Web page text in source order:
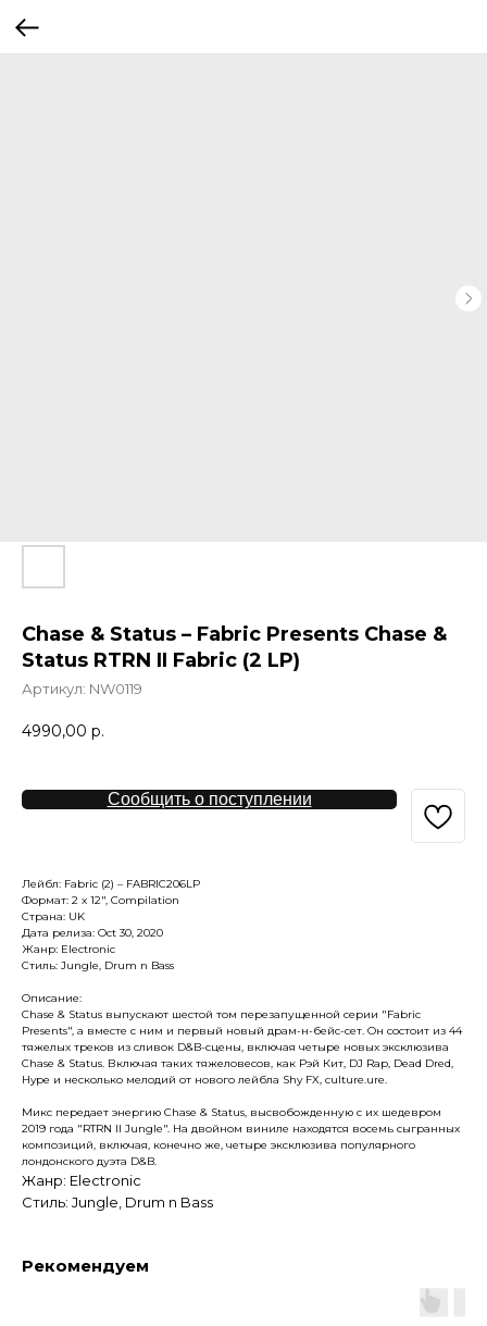
Chase & Status – Fabric Presents Chase &
Status RTRN II Fabric (2 LP)
Артикул: NW0119
4990,00 р.
Сообщить о поступлении
Лейбл: Fabric (2) – FABRIC206LP
Формат: 2 x 12", Compilation
Страна: UK
Дата релиза: Oct 30, 2020
Жанр: Electronic
Стиль: Jungle, Drum n Bass
Описание:
Chase & Status выпускают шестой том перезапущенной серии "Fabric
Presents", а вместе с ним и первый новый драм-н-бейс-сет. Он состоит из 44
тяжелых треков из сливок D&B-сцены, включая четыре новых эксклюзива
Chase & Status. Включая таких тяжеловесов, как Рэй Кит, DJ Rap, Dead Dred,
Hype и несколько мелодий от нового лейбла Shy FX, culture.ure.
Микс передает энергию Chase & Status, высвобожденную с их шедевром
2019 года "RTRN II Jungle". На двойном виниле находятся восемь сыгранных
композиций, включая, конечно же, четыре эксклюзива популярного
лондонского дуэта D&B.
Жанр: Electronic
Стиль: Jungle, Drum n Bass
Рекомендуем